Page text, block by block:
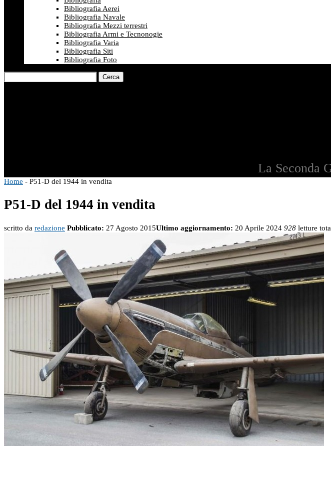
Bibliografia Aerei
Bibliografia Navale
Bibliografia Mezzi terrestri
Bibliografia Armi e Tecnonogie
Bibliografia Varia
Bibliografia Siti
Bibliografia Foto
Cerca
La Seconda
Home - P51-D del 1944 in vendita
P51-D del 1944 in vendita
scritto da redazione Pubblicato: 27 Agosto 2015Ultimo aggiornamento: 20 Aprile 2024 928 letture